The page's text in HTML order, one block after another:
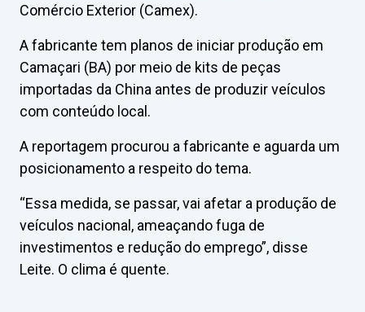
Comércio Exterior (Camex).
A fabricante tem planos de iniciar produção em
Camaçari (BA) por meio de kits de peças
importadas da China antes de produzir veículos
com conteúdo local.
A reportagem procurou a fabricante e aguarda um
posicionamento a respeito do tema.
“Essa medida, se passar, vai afetar a produção de
veículos nacional, ameaçando fuga de
investimentos e redução do emprego”, disse
Leite. O clima é quente.